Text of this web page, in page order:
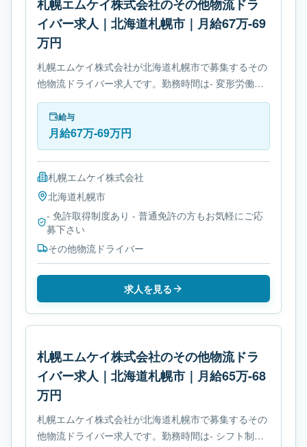
札幌エムケイ株式会社のその他物流ドラ
イバー求人｜北海道札幌市｜月給67万-69
万円
札幌エムケイ株式会社が北海道札幌市で募集するその
他物流ドライバー求人です。勤務時間は- 変形労働時
間制です。必要免許は- 免許取得制度ありです。
給与
月給67万-69万円
札幌エムケイ株式会社
北海道札幌市
- 免許取得制度あり - 普通免許の方もお気軽にご応
募下さい
その他物流ドライバー
求人を見る
札幌エムケイ株式会社のその他物流ドラ
イバー求人｜北海道札幌市｜月給65万-68
万円
札幌エムケイ株式会社が北海道札幌市で募集するその
他物流ドライバー求人です。勤務時間は- シフト制で